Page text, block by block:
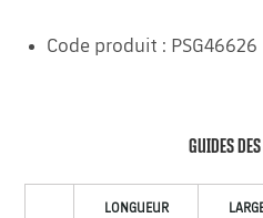
Code produit : PSG46626
GUIDES
LONGUEUR